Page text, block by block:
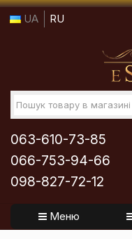
UA RU
063-610-73-85
066-753-94-66
098-827-72-12
Меню